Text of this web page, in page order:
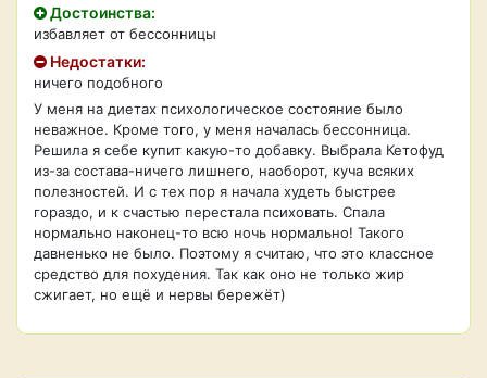
Достоинства:
избавляет от бессонницы
Недостатки:
ничего подобного
У меня на диетах психологическое состояние было
неважное. Кроме того, у меня началась бессонница.
Решила я себе купит какую-то добавку. Выбрала Кетофуд
из-за состава-ничего лишнего, наоборот, куча всяких
полезностей. И с тех пор я начала худеть быстрее
гораздо, и к счастью перестала психовать. Спала
нормально наконец-то всю ночь нормально! Такого
давненько не было. Поэтому я считаю, что это классное
средство для похудения. Так как оно не только жир
сжигает, но ещё и нервы бережёт)